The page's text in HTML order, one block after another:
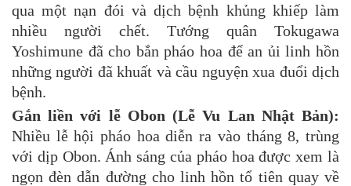
qua một nạn đói và dịch bệnh khủng khiếp làm
nhiều người chết. Tướng quân Tokugawa
Yoshimune đã cho bắn pháo hoa để an ủi linh hồn
những người đã khuất và cầu nguyện xua đuổi dịch
bệnh.
Gắn liền với lễ Obon (Lễ Vu Lan Nhật Bản):
Nhiều lễ hội pháo hoa diễn ra vào tháng 8, trùng
với dịp Obon. Ánh sáng của pháo hoa được xem là
ngọn đèn dẫn đường cho linh hồn tổ tiên quay về